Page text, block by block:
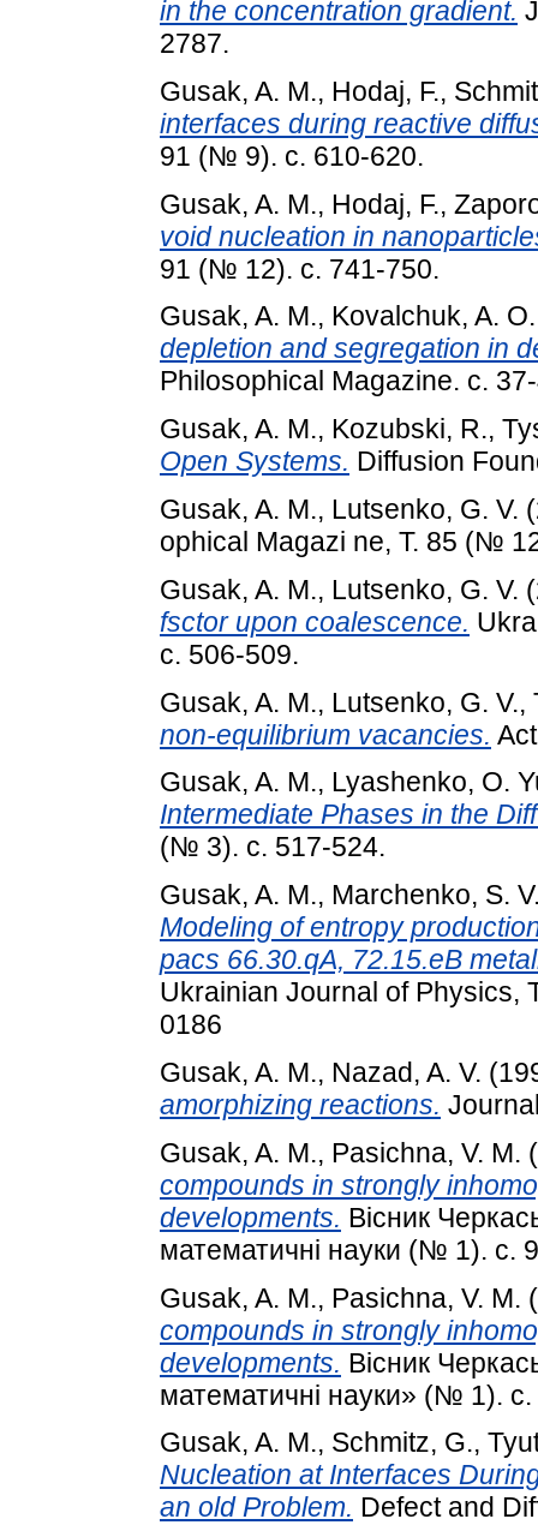
in the concentration gradient.
2787.
Gusak, A. M., Hodaj, F.,
interfaces during reactive
91 (№ 9). с. 610-620.
Gusak, A. M., Hodaj, F.,
void nucleation in
91 (№ 12). с. 741-750.
Gusak, A. M., Kovalchuk, A. O.
depletion and segregation in
Philosophical Magazine. с.
Gusak, A. M., Kozubski, R.,
Open Systems. Diffusion
Gusak, A. M., Lutsenko, G. V.
ophical Magazi ne, Т. 85 (№
Gusak, A. M., Lutsenko, G. V.
fsctor upon coalescence.
с. 506-509.
Gusak, A. M., Lutsenko, G. V.,
non-equilibrium vacancies.
Gusak, A. M., Lyashenko, O.
Intermediate Phases in the
(№ 3). с. 517-524.
Gusak, A. M., Marchenko, S.
Modeling of entropy
pacs 66.30.qA, 72.15.eB
Ukrainian Journal of Physics,
0186
Gusak, A. M., Nazad, A. V.
amorphizing reactions.
Gusak, A. M., Pasichna, V. M.
compounds in strongly
developments. Вісник
математичні науки (№ 1). с.
Gusak, A. M., Pasichna, V. M.
compounds in strongly
developments. Вісник
математичні науки» (№ 1).
Gusak, A. M., Schmitz, G.,
Nucleation at Interfaces
an old Problem. Defect and